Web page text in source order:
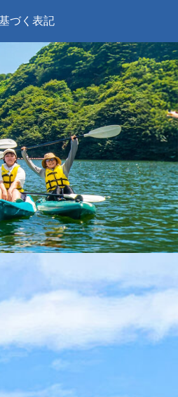
づく表記